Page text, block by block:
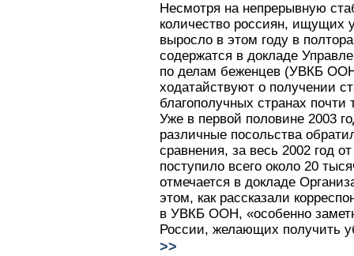
Несмотря на непрерывную
количество россиян, ищущих
выросло в этом году в
содержатся в докладе
по делам беженцев (УВКБ
ходатайствуют о получении
благополучных странах почти
Уже в первой половине 2003
различные посольства
сравнения, за весь 2002 год
поступило всего около 20
отмечается в докладе
этом, как рассказали
в УВКБ ООН, «особенно
России, желающих получить
>>